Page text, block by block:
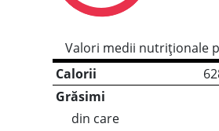
Valori medii nutriționale
Calorii
Grăsimi
din care